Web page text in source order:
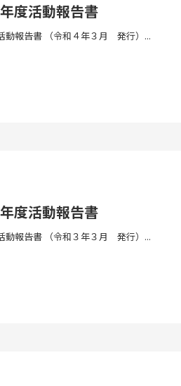
度活動報告書
動報告書 （令和４年３月 発行）...
度活動報告書
動報告書 （令和３年３月 発行）...